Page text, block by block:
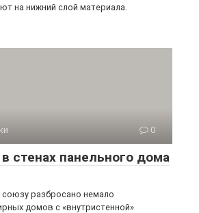
на нижний слой материала.
0
стенах панельного дома
разбросано немало
домов с «внутристенной»